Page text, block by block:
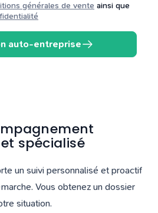
générales de vente ainsi que
auto-entreprise
spécialisé
un suivi personnalisé et proactif
Vous obtenez un dossier
situation.